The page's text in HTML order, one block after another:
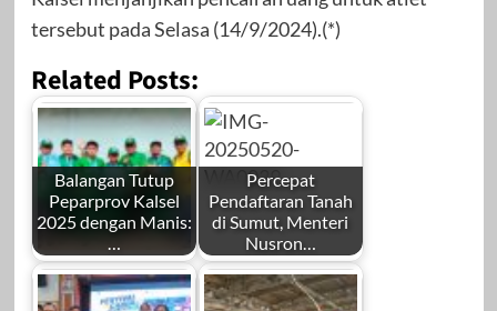
tersebut pada Selasa (14/9/2024).(*)
Related Posts:
Balangan Tutup
Peparprov Kalsel
2025 dengan Manis:
…
Percepat
Pendaftaran Tanah
di Sumut, Menteri
Nusron…